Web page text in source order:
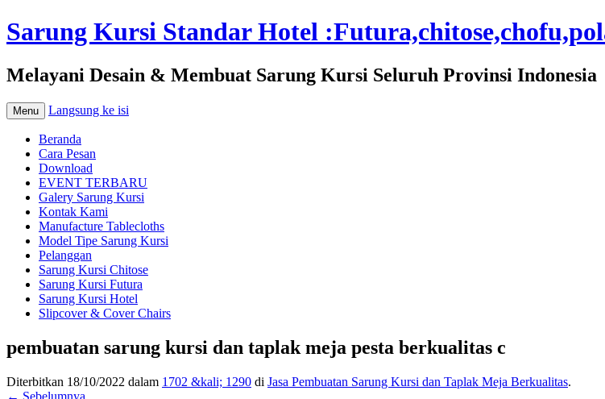
Sarung Kursi Standar Hotel
Melayani Desain & Membuat Sarung Kursi Seluruh Provinsi Indonesia
Menu Langsung ke isi
Beranda
Cara Pesan
Download
EVENT TERBARU
Galery Sarung Kursi
Kontak Kami
Manufacture Tablecloths
Model Tipe Sarung Kursi
Pelanggan
Sarung Kursi Chitose
Sarung Kursi Futura
Sarung Kursi Hotel
Slipcover & Cover Chairs
pembuatan sarung kursi dan taplak meja pesta berkualitas c
Diterbitkan 18/10/2022 dalam 1702 &kali; 1290 di Jasa Pembuatan Sarung Kursi dan Taplak Meja Berkualitas.
← Sebelumnya